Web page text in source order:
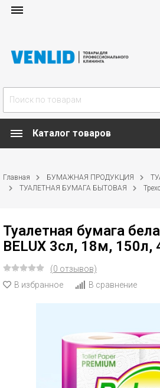
Каталог товаров
Главная БУМАЖНАЯ ПРОДУКЦИЯ
ТУАЛЕТНАЯ БУМАГА БЫТОВАЯ
Туалетная бумага
BELUX 3сл, 18м,
(0 отзывов)
В избранное
В сравнение